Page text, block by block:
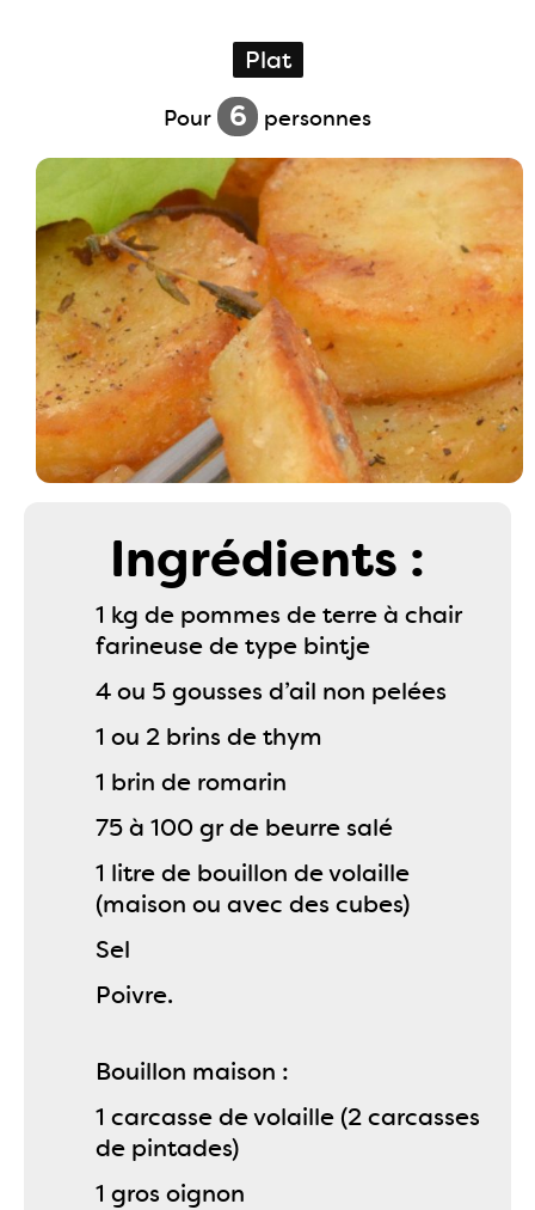
Plat
Pour 6 personnes
Ingrédients :
1 kg de pommes de terre à chair
farineuse de type bintje
4 ou 5 gousses d’ail non pelées
1 ou 2 brins de thym
1 brin de romarin
75 à 100 gr de beurre salé
1 litre de bouillon de volaille
(maison ou avec des cubes)
Sel
Poivre.
Bouillon maison :
1 carcasse de volaille (2 carcasses
de pintades)
1 gros oignon